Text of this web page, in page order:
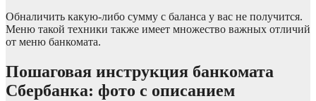
Обналичить какую-либо сумму с баланса у вас не получится.
Меню такой техники также имеет множество важных отличий
от меню банкомата.
Пошаговая инструкция банкомата
Сбербанка: фото с описанием